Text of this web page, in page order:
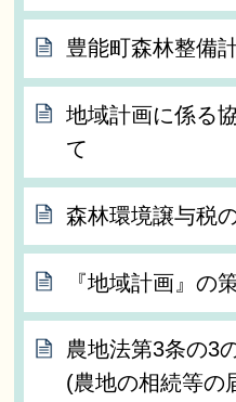
豊能町森林整備
地域計画に係る
て
森林環境譲与税
『地域計画』の
農地法第3条の3
(農地の相続等の